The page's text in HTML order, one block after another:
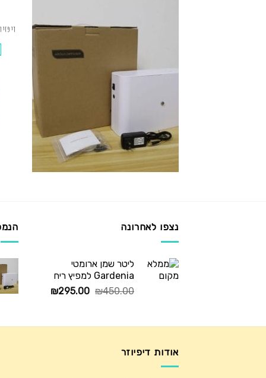
נצפו לאחרונה
ליטר שמן ארומטי
Gardenia למפיץ ריח
₪450.00
המחיר
₪450.00.
₪295.00
המחיר
₪295.00.
אודות דיפיוזר